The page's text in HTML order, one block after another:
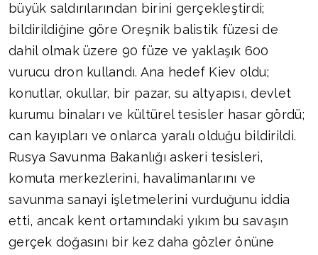
büyük saldırılarından birini gerçekleştirdi;
bildirildiğine göre Oreşnik balistik füzesi de
dahil olmak üzere 90 füze ve yaklaşık 600
vurucu dron kullandı. Ana hedef Kiev oldu;
konutlar, okullar, bir pazar, su altyapısı, devlet
kurumu binaları ve kültürel tesisler hasar gördü;
can kayıpları ve onlarca yaralı olduğu bildirildi.
Rusya Savunma Bakanlığı askeri tesisleri,
komuta merkezlerini, havalimanlarını ve
savunma sanayi işletmelerini vurduğunu iddia
etti, ancak kent ortamındaki yıkım bu savaşın
gerçek doğasını bir kez daha gözler önüne